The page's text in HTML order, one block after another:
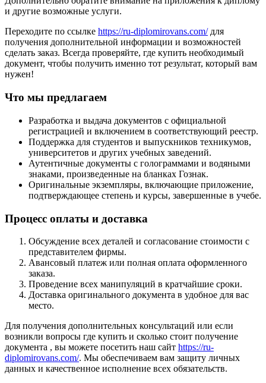
и другие возможные услуги.
Переходите по ссылке https://ru-diplomirovans.com/для
получения дополнительной информации и возможностей
сделать заказ. Всегда проверяйте, где купить необходимый
документ, чтобы получить именно тот результат, который вам
нужен!
Что мы предлагаем
Разработка и выдача документов с официальной
регистрацией и включением в соответствующий реестр.
Поддержка для студентов и выпускников техникумов,
университетов и других учебных заведений.
Аутентичные документы с голограммами и водяными
знаками, произведенные на бланках Гознак.
Оригинальные экземпляры, включающие приложение,
подтверждающее степень и курсы, завершенные в учебе.
Процесс оплаты и доставка
Обсуждение всех деталей и согласование стоимости с
представителем фирмы.
Авансовый платеж или полная оплата оформленного
заказа.
Проведение всех манипуляций в кратчайшие сроки.
Доставка оригинального документа в удобное для вас
место.
Для получения дополнительных консультаций или если
возникли вопросы где купить и сколько стоит получение
документа , вы можете посетить наш сайт https://ru-
diplomirovans.com/. Мы обеспечиваем вам защиту личных
данных и качественное исполнение всех обязательств.